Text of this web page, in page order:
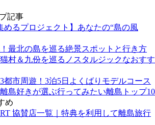
記事
めるプロジェクト】あなたの“島の風
最北の島を巡る絶景スポットと行き方
村＆九份を巡るノスタルジックなおすす
都市周遊！3泊5日よくばりモデルコース
島好きが選ぶ行ってみたい離島トップ10
め
協賛店一覧｜特典を利用して離島旅行